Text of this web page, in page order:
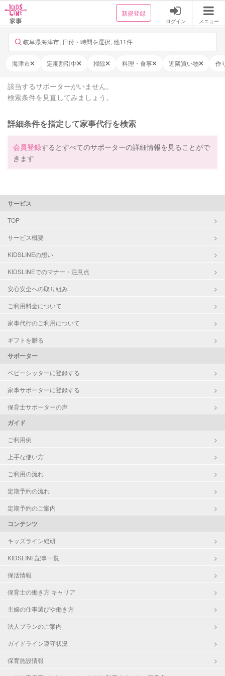
新規登録
ログイン メニュー
岐阜県海津市, 日付・時間を選択, 他11件
海津市 定期割引中 掃除 料理・食事 近隣買い物 作
該当するサポーターがいません。
検索条件を見直してみましょう。
詳細条件を指定して家事代行を検索
会員登録するとすべてのサポーターの詳細情報を見ることがで
きます
サービス
TOP
サービス概要
KIDSLINEの想い
KIDSLINEでのマナー・注意点
安心安全への取り組み
ご利用料金について
家事代行のご利用について
ギフトを贈る
サポーター
ベビーシッターに登録する
家事サポーターに登録する
保育士サポーターの声
ガイド
ご利用例
上手な使い方
ご利用の流れ
定期予約の流れ
定期予約のご案内
コンテンツ
キッズライン総研
KIDSLINE記事一覧
保活情報
保育士の働き方 キャリア
主婦の仕事選びや働き方
法人プランのご案内
ガイドライン遵守状況
保育施設情報